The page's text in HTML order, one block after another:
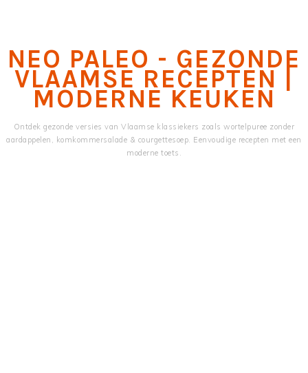
content
sidebar
NEO PALEO - GEZONDE
VLAAMSE RECEPTEN |
MODERNE KEUKEN
Ontdek gezonde versies van Vlaamse klassiekers zoals wortelpuree zonder
aardappelen, komkommersalade & courgettesoep. Eenvoudige recepten met een
moderne toets.